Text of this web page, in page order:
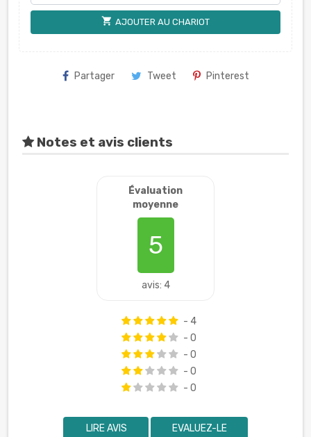
shopping_cart AJOUTER AU CHARIOT
Partager Tweet Pinterest
Notes et avis clients
Évaluation
moyenne
5
avis: 4
- 4
- 0
- 0
- 0
- 0
LIRE AVIS EVALUEZ-LE